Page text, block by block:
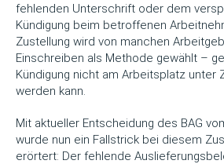
fehlenden Unterschrift oder dem
Kündigung beim betroffenen
Zustellung wird von manchen
Einschreiben als Methode gewählt –
Kündigung nicht am Arbeitsplatz unter
werden kann.
Mit aktueller Entscheidung des BAG
wurde nun ein Fallstrick bei diesem
erörtert: Der fehlende